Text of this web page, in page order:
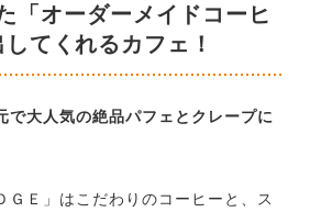
「オーダーメイドコーヒ
てくれるカフェ！
で大人気の絶品パフェとクレープに
ＧＥ」はこだわりのコーヒーと、ス